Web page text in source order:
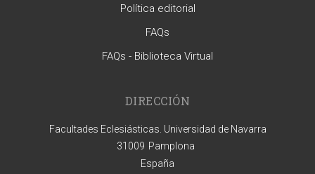
Política editorial
FAQs
FAQs - Biblioteca Virtual
DIRECCIÓN
Facultades Eclesiásticas. Universidad de Navarra
31009 Pamplona
España